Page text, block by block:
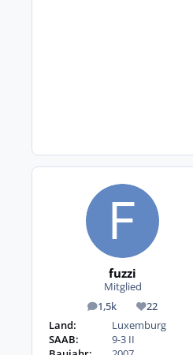
fuzzi
Mitglied
1,5k
Beiträge 22
Reputation
Land:
Luxemburg
SAAB:
9-3 II